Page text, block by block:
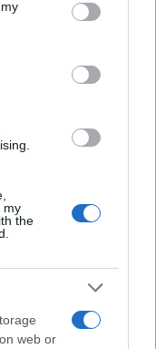
You may click to
third-party tags to
in below Google
my
the
web or